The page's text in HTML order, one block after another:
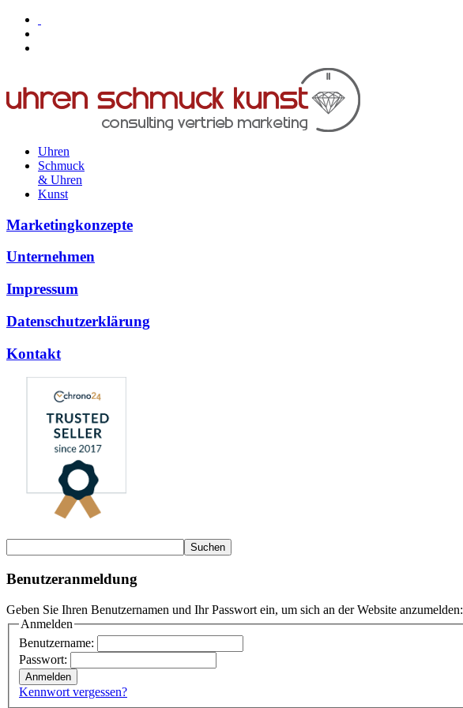
Uhren
Schmuck
& Uhren
Kunst
Marketingkonzepte
Unternehmen
Impressum
Datenschutzerklärung
Kontakt
Benutzeranmeldung
Geben Sie Ihren Benutzernamen und Ihr Passwort ein, um sich an der Website anzumelden:
Anmelden
Benutzername:
Passwort:
Kennwort vergessen?